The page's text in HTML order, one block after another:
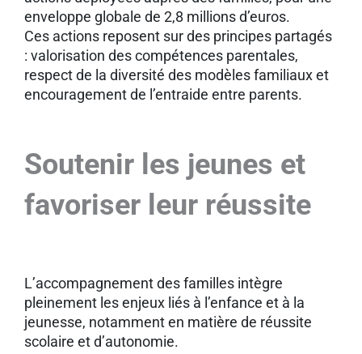
enveloppe globale de 2,8 millions d’euros.
Ces actions reposent sur des principes partagés
: valorisation des compétences parentales,
respect de la diversité des modèles familiaux et
encouragement de l’entraide entre parents.
Soutenir les jeunes et
favoriser leur réussite
L’accompagnement des familles intègre
pleinement les enjeux liés à l’enfance et à la
jeunesse, notamment en matière de réussite
scolaire et d’autonomie.